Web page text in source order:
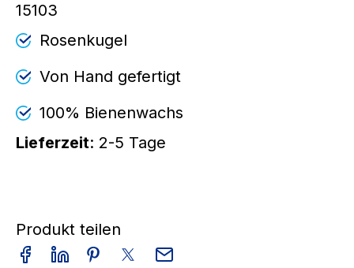
15103
Rosenkugel
Von Hand gefertigt
100% Bienenwachs
Lieferzeit: 2-5 Tage
Produkt teilen